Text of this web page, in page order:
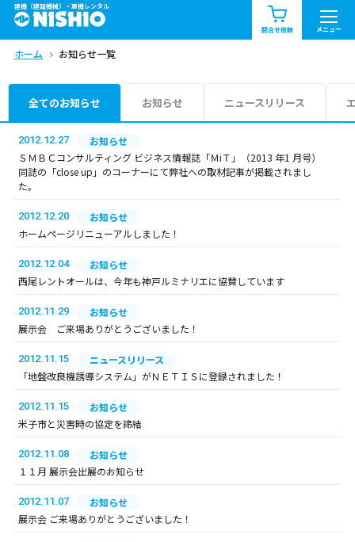
建機（建設機械）・重機レンタル
問合せ依頼 メニュー
商品一覧 お知らせ一覧
問合せ依頼リスト
エリア情報を見る
中部 関西 中国・四国
九州・沖縄（外部）
ホーム お知らせ一覧
全てのお知らせ お知らせ ニュースリリース
2012.12.27
お知らせ
ＳＭＢＣコンサルティング ビジネス情報誌「ＭiＴ」（2013 年1 月号）
同誌の「close up」のコーナーにて弊社への取材記事が掲載されまし
た。
2012.12.20
お知らせ
ホームページリニューアルしました！
2012.12.04
お知らせ
西尾レントオールは、今年も神戸ルミナリエに協賛しています
2012.11.29
お知らせ
展示会 ご来場ありがとうございました！
2012.11.15
ニュースリリース
「地盤改良機誘導システム」がＮＥＴＩＳに登録されました！
2012.11.15
お知らせ
米子市と災害時の協定を締結
2012.11.08
お知らせ
１１月 展示会出展のお知らせ
2012.11.07
お知らせ
展示会 ご来場ありがとうございました！